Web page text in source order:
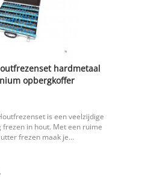
hardmetaal
opbergkoffer
is een veelzijdige
in hout. Met een ruime
frezen maak je
Dankzij de